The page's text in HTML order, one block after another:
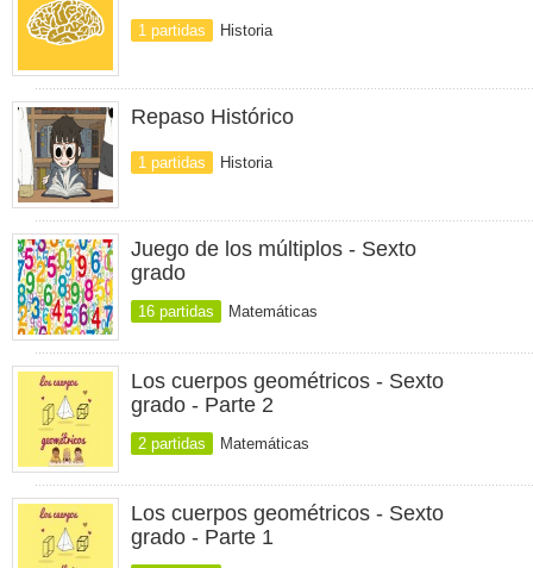
1 partidas Historia
Repaso Histórico
1 partidas Historia
Juego de los múltiplos - Sexto
grado
16 partidas Matemáticas
Los cuerpos geométricos - Sexto
grado - Parte 2
2 partidas Matemáticas
Los cuerpos geométricos - Sexto
grado - Parte 1